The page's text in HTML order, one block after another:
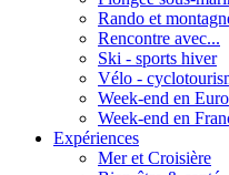
Rando et
Rencontre avec...
Ski - sports hiver
Vélo -
Week-end en
Week-end en
Expériences
Mer et Croisière